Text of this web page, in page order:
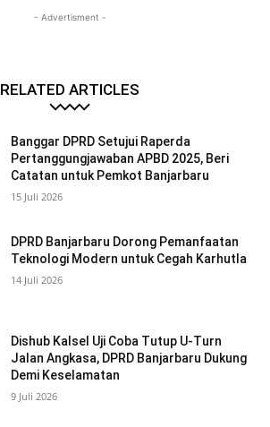
- Advertisment -
RELATED ARTICLES
Banggar DPRD Setujui Raperda
Pertanggungjawaban APBD 2025, Beri
Catatan untuk Pemkot Banjarbaru
15 Juli 2026
DPRD Banjarbaru Dorong Pemanfaatan
Teknologi Modern untuk Cegah Karhutla
14 Juli 2026
Dishub Kalsel Uji Coba Tutup U-Turn
Jalan Angkasa, DPRD Banjarbaru Dukung
Demi Keselamatan
9 Juli 2026